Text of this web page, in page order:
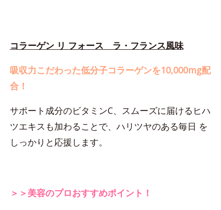
コラーゲン リ フォース ラ・フランス風味
吸収力こだわった低分子コラーゲンを10,000mg配
合！
サポート成分のビタミンC、スムーズに届けるヒハ
ツエキスも加わることで、ハリツヤのある毎日 を
しっかりと応援します。
＞＞美容のプロおすすめポイント！